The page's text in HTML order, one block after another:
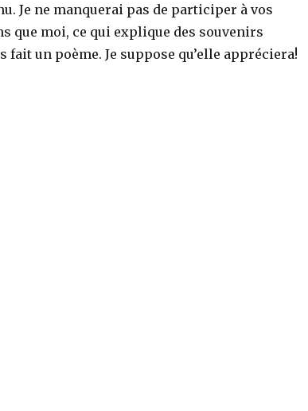
Je ne manquerai pas de participer à vos
que moi, ce qui explique des souvenirs
un poème. Je suppose qu’elle appréciera!